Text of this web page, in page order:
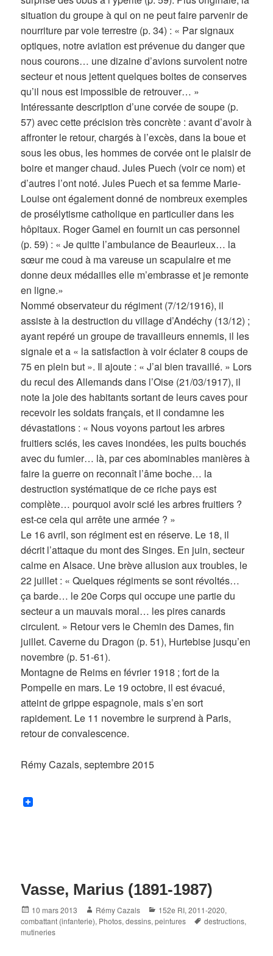
situation du groupe à qui on ne peut faire parvenir de
nourriture par voie terrestre (p. 34) : « Par signaux
optiques, notre aviation est prévenue du danger que
nous courons… une dizaine d’avions survolent notre
secteur et nous jettent quelques boites de conserves
qu’il nous est impossible de retrouver… »
Intéressante description d’une corvée de soupe (p.
57) avec cette précision très concrète : avant d’avoir à
affronter le retour, chargés à l’excès, dans la boue et
sous les obus, les hommes de corvée ont le plaisir de
boire et manger chaud. Jules Puech (voir ce nom) et
d’autres l’ont noté. Jules Puech et sa femme Marie-
Louise ont également donné de nombreux exemples
de prosélytisme catholique en particulier dans les
hôpitaux. Roger Gamel en fournit un cas personnel
(p. 59) : « Je quitte l’ambulance de Beaurieux… la
sœur me coud à ma vareuse un scapulaire et me
donne deux médailles elle m’embrasse et je remonte
en ligne.»
Nommé observateur du régiment (7/12/1916), il
assiste à la destruction du village d’Andéchy (13/12) ;
ayant repéré un groupe de travailleurs ennemis, il les
signale et a « la satisfaction à voir éclater 8 coups de
75 en plein but ». Il ajoute : « J’ai bien travaillé. » Lors
du recul des Allemands dans l’Oise (21/03/1917), il
note la joie des habitants sortant de leurs caves pour
recevoir les soldats français, et il condamne les
dévastations : « Nous voyons partout les arbres
fruitiers sciés, les caves inondées, les puits bouchés
avec du fumier… là, par ces abominables manières à
faire la guerre on reconnaît l’âme boche… la
destruction systématique de ce riche pays est
complète… pourquoi avoir scié les arbres fruitiers ?
est-ce cela qui arrête une armée ? »
Le 16 avril, son régiment est en réserve. Le 18, il
décrit l’attaque du mont des Singes. En juin, secteur
calme en Alsace. Une brève allusion aux troubles, le
22 juillet : « Quelques régiments se sont révoltés…
ça barde… le 20e Corps qui occupe une partie du
secteur a un mauvais moral… les pires canards
circulent. » Retour vers le Chemin des Dames, fin
juillet. Caverne du Dragon (p. 51), Hurtebise jusqu’en
novembre (p. 51-61).
Montagne de Reims en février 1918 ; fort de la
Pompelle en mars. Le 19 octobre, il est évacué,
atteint de grippe espagnole, mais s’en sort
rapidement. Le 11 novembre le surprend à Paris,
retour de convalescence.
Rémy Cazals, septembre 2015
Vasse, Marius (1891-1987)
Posted
on
10 mars 2013 Author
Rémy Cazals Categories
152e RI,2011-2020,
combattant (infanterie), Photos, dessins, peintures Tags
destructions,
mutineries